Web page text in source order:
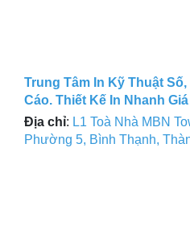
Trung Tâm In Kỹ Thuật
Cáo. Thiết Kế In Nhanh
Địa chỉ: L1 Toà Nhà MBN
Phường 5, Bình Thạnh,